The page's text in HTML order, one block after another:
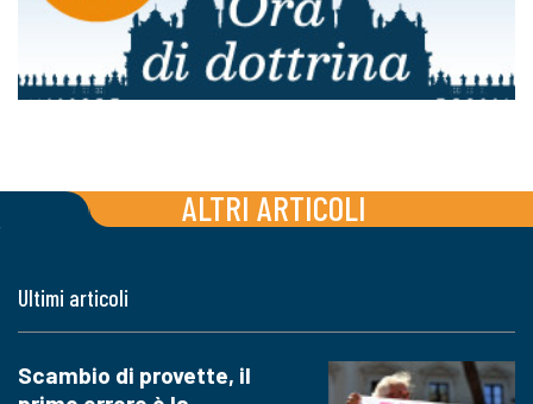
ALTRI ARTICOLI
Ultimi articoli
Scambio di provette, il